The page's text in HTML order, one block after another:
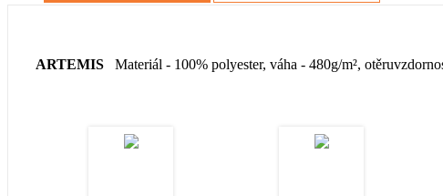
ARTEMIS Materiál - 100% polyester, váha - 480g/m²,